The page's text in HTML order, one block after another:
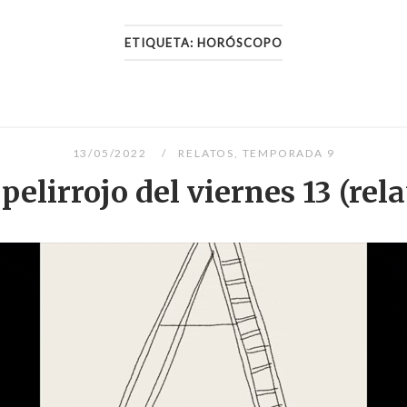
ETIQUETA: HORÓSCOPO
13/05/2022 RELATOS , TEMPORADA 9
del viernes 13